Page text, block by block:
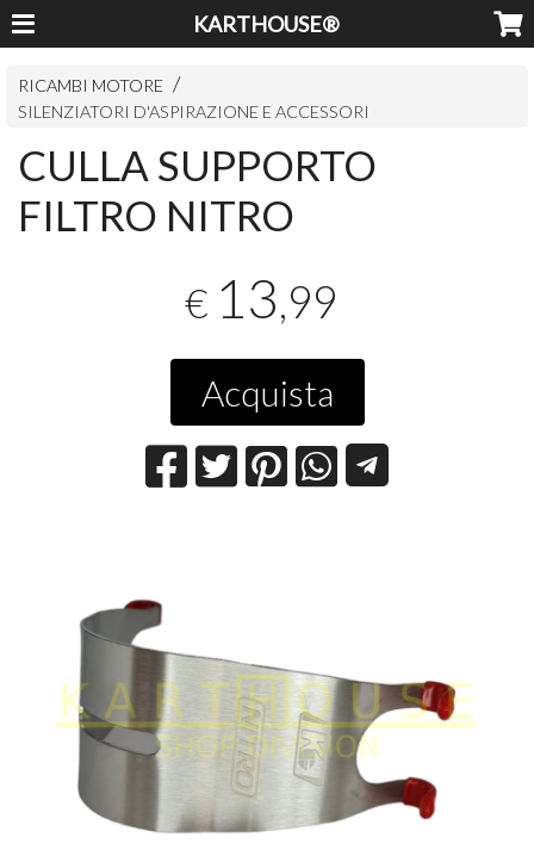
KARTHOUSE®
RICAMBI MOTORE
SILENZIATORI D'ASPIRAZIONE E ACCESSORI
CULLA SUPPORTO
FILTRO NITRO
€ 13,99
Acquista